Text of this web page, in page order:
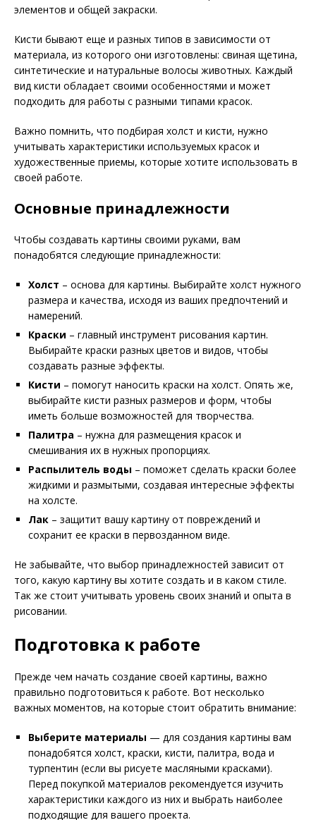
элементов и общей закраски.
Кисти бывают еще и разных типов в зависимости от
материала, из которого они изготовлены: свиная щетина,
синтетические и натуральные волосы животных. Каждый
вид кисти обладает своими особенностями и может
подходить для работы с разными типами красок.
Важно помнить, что подбирая холст и кисти, нужно
учитывать характеристики используемых красок и
художественные приемы, которые хотите использовать в
своей работе.
Основные принадлежности
Чтобы создавать картины своими руками, вам
понадобятся следующие принадлежности:
Холст – основа для картины. Выбирайте холст нужного
размера и качества, исходя из ваших предпочтений и
намерений.
Краски – главный инструмент рисования картин.
Выбирайте краски разных цветов и видов, чтобы
создавать разные эффекты.
Кисти – помогут наносить краски на холст. Опять же,
выбирайте кисти разных размеров и форм, чтобы
иметь больше возможностей для творчества.
Палитра – нужна для размещения красок и
смешивания их в нужных пропорциях.
Распылитель воды – поможет сделать краски более
жидкими и размытыми, создавая интересные эффекты
на холсте.
Лак – защитит вашу картину от повреждений и
сохранит ее краски в первозданном виде.
Не забывайте, что выбор принадлежностей зависит от
того, какую картину вы хотите создать и в каком стиле.
Так же стоит учитывать уровень своих знаний и опыта в
рисовании.
Подготовка к работе
Прежде чем начать создание своей картины, важно
правильно подготовиться к работе. Вот несколько
важных моментов, на которые стоит обратить внимание:
Выберите материалы — для создания картины вам
понадобятся холст, краски, кисти, палитра, вода и
турпентин (если вы рисуете масляными красками).
Перед покупкой материалов рекомендуется изучить
характеристики каждого из них и выбрать наиболее
подходящие для вашего проекта.